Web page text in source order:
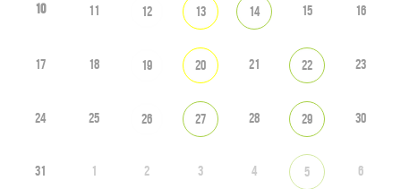
10 11 12 13 14 15 16
17 18 19 20 21 22 23
24 25 26 27 28 29 30
31 1 2 3 4 5 6